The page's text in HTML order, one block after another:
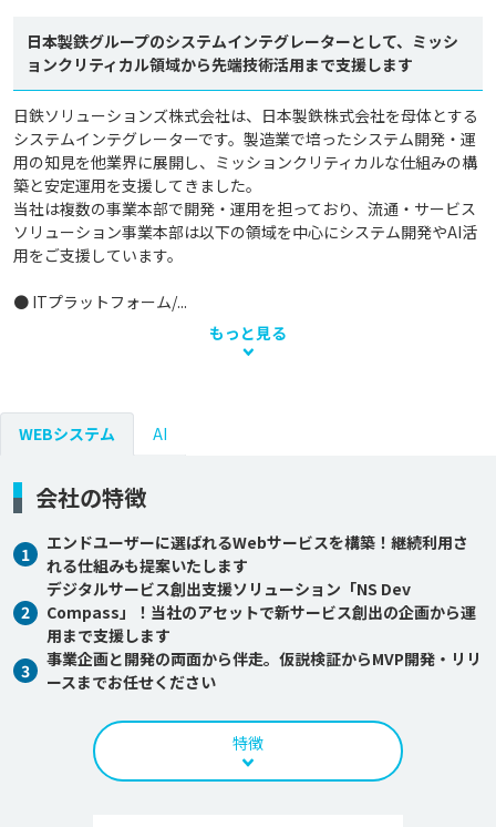
日本製鉄グループのシステムインテグレーターとして、ミッシ
ョンクリティカル領域から先端技術活用まで支援します
日鉄ソリューションズ株式会社は、日本製鉄株式会社を母体とする
システムインテグレーターです。製造業で培ったシステム開発・運
用の知見を他業界に展開し、ミッションクリティカルな仕組みの構
築と安定運用を支援してきました。
当社は複数の事業本部で開発・運用を担っており、流通・サービス
ソリューション事業本部は以下の領域を中心にシステム開発やAI活
用をご支援しています。
● ITプラットフォーム/...
もっと見る
WEBシステム AI
会社の特徴
1
エンドユーザーに選ばれるWebサービスを構築！継続利用さ
れる仕組みも提案いたします
2
デジタルサービス創出支援ソリューション「NS Dev
Compass」！当社のアセットで新サービス創出の企画から運
用まで支援します
3
事業企画と開発の両面から伴走。仮説検証からMVP開発・リリ
ースまでお任せください
特徴